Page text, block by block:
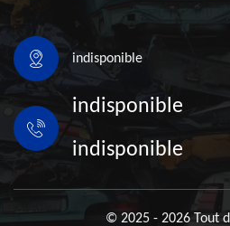
indisponible
indisponible
indisponible
© 2025 - 2026 Tout